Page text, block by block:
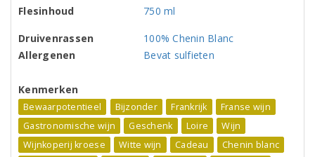
Flesinhoud
750 ml
Druivenrassen
100% Chenin Blanc
Allergenen
Bevat sulfieten
Kenmerken
Bewaarpotentieel Bijzonder Frankrijk
Franse wijn
Gastronomische wijn
Geschenk Loire
Wijn
Wijnkoperij kroese
Witte wijn Cadeau
Chenin blanc